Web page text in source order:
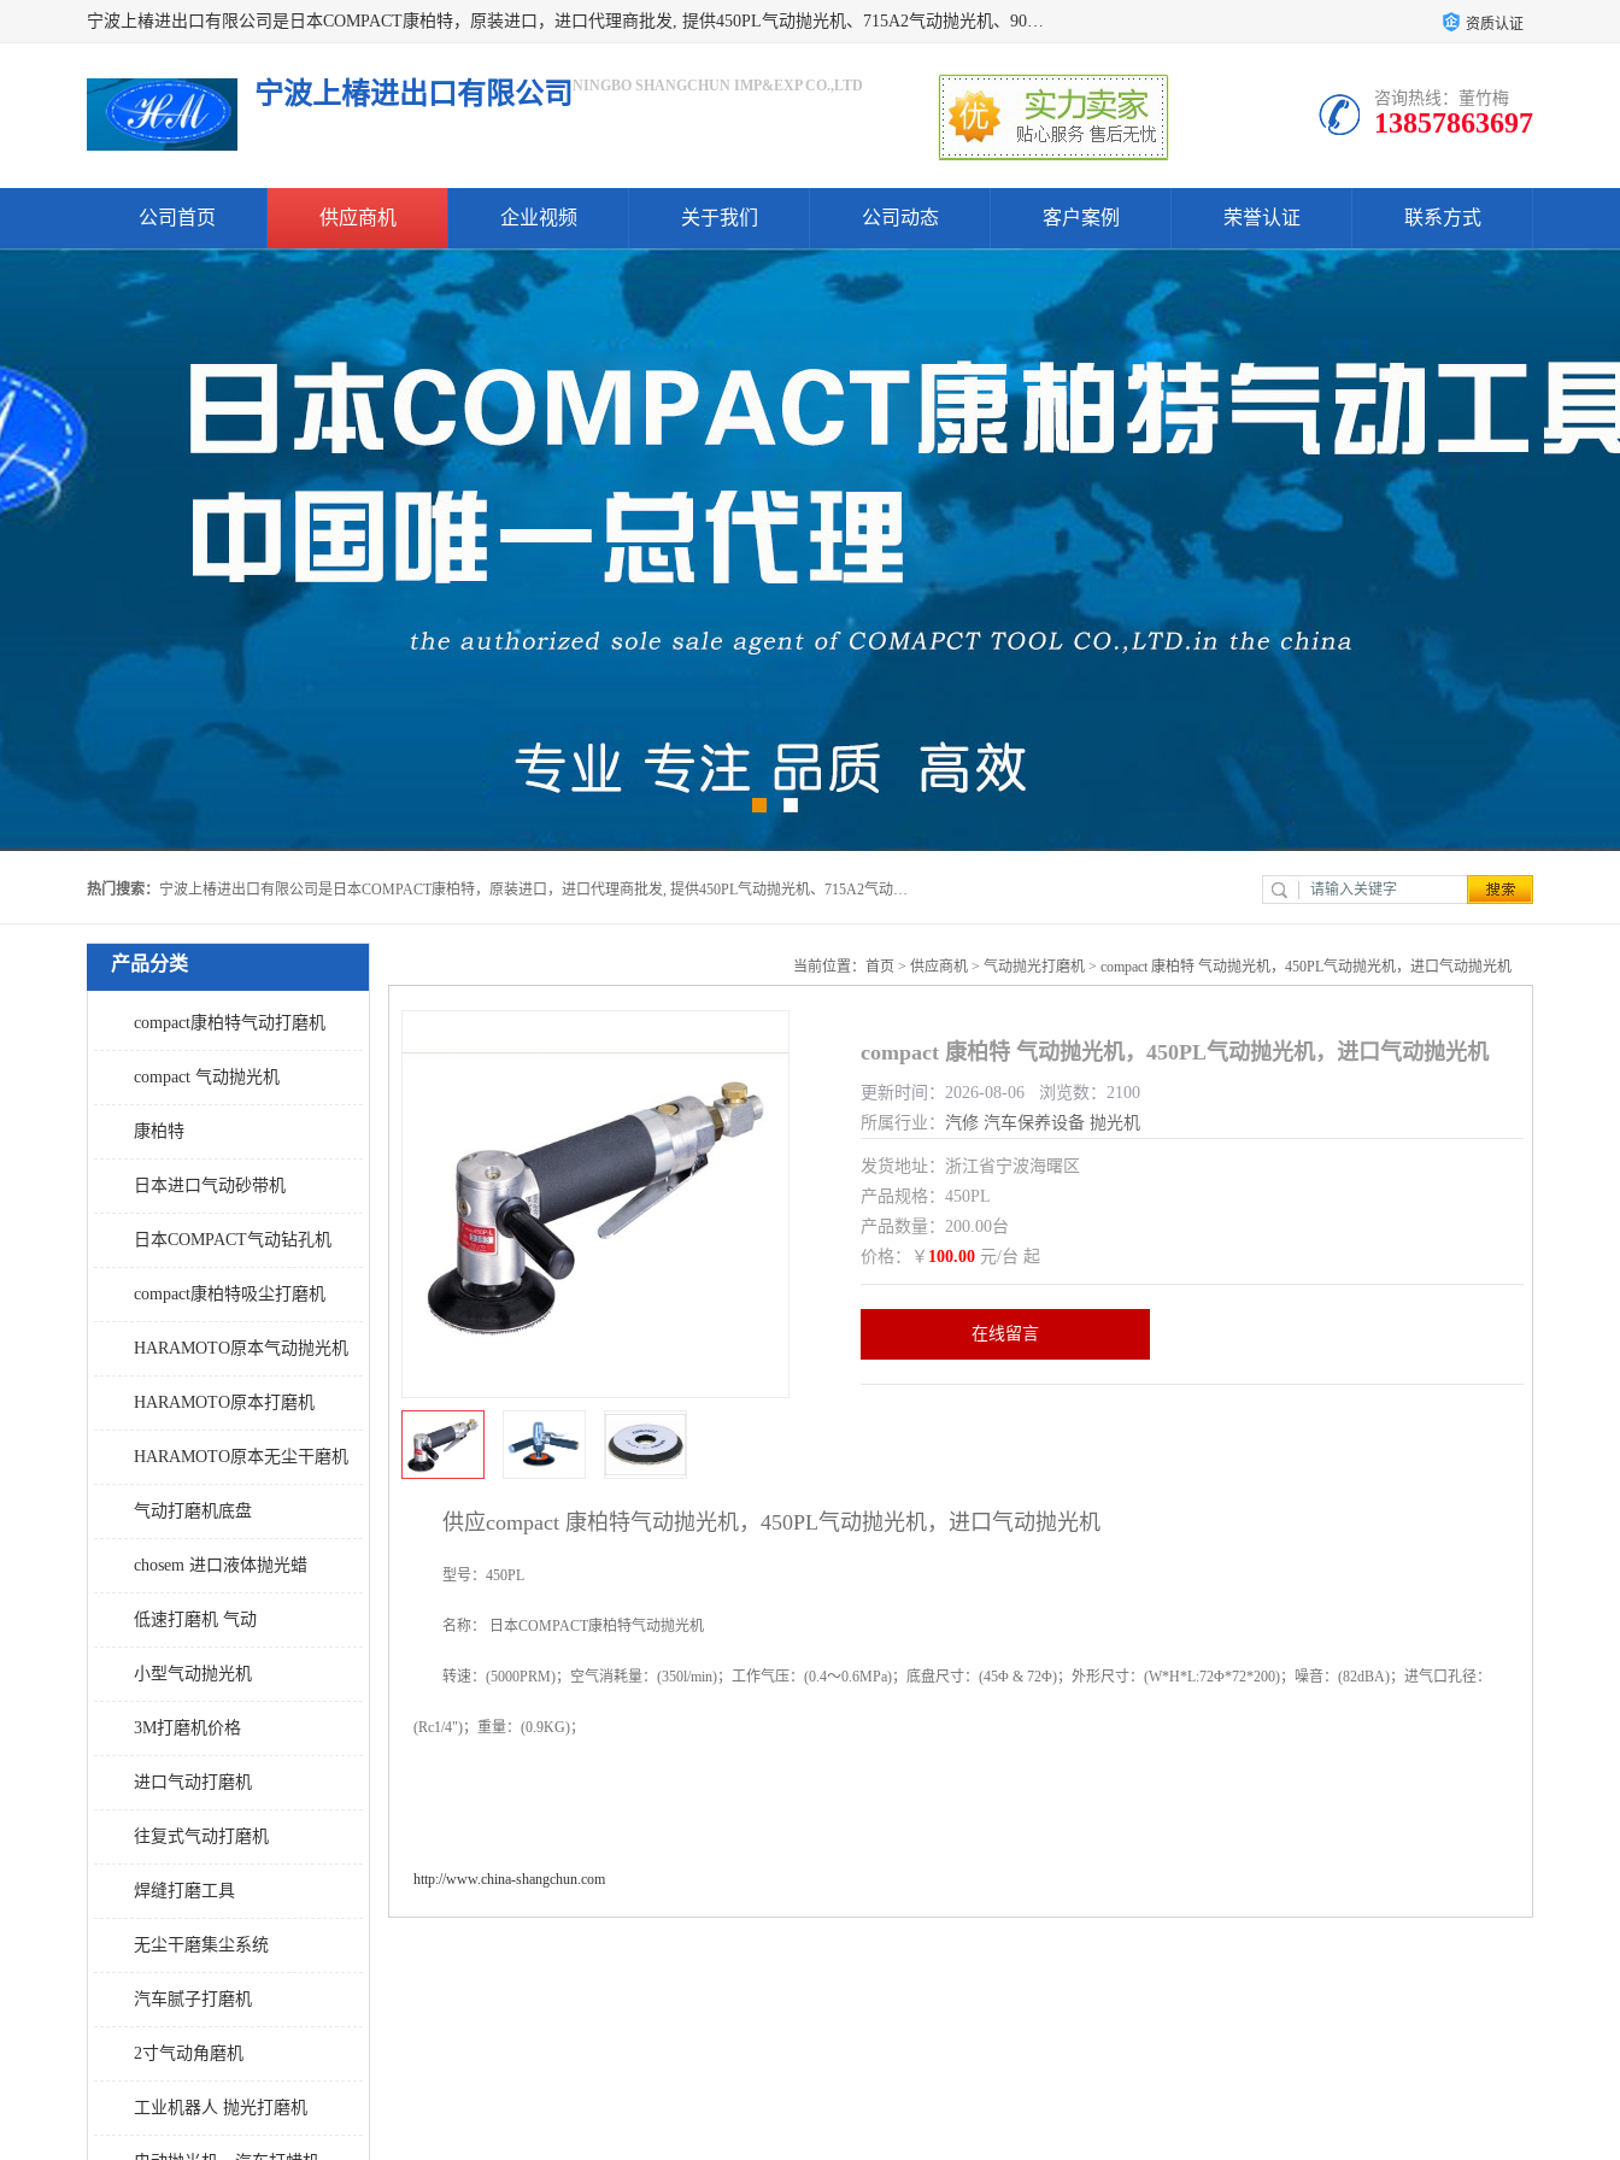
宁波上椿进出口有限公司是日本COMPACT康柏特，原装进口，进口代理商批发, 提供450PL气动抛光机、715A2气动抛光机、905A4打磨机、935GS打磨机、913W-5水磨机、450PL抛光机、715A2抛光机、935GS齿轮抛光机、905A4气动打磨机、价格实惠,欢迎来电咨询. 资质认证
宁波上椿进出口有限公司 NINGBO SHANGCHUN IMP&EXP CO.,LTD
咨询热线：董竹梅
13857863697
公司首页 供应商机 企业视频 关于我们 公司动态 客户案例 荣誉认证 联系方式
热门搜索： 宁波上椿进出口有限公司是日本COMPACT康柏特，原装进口，进口代理商批发, 提供450PL气动抛光机、715A2气动抛光机、905A4打磨机、935GS打磨机、913W-5水磨机、450PL抛光机、715A2抛光机、935GS齿轮抛光机、905A4气动打磨机、价格实惠,欢迎来电咨询.
产品分类
compact康柏特气动打磨机
compact 气动抛光机
康柏特
日本进口气动砂带机
日本COMPACT气动钻孔机
compact康柏特吸尘打磨机
HARAMOTO原本气动抛光机
HARAMOTO原本打磨机
HARAMOTO原本无尘干磨机
气动打磨机底盘
chosem 进口液体抛光蜡
低速打磨机 气动
小型气动抛光机
3M打磨机价格
进口气动打磨机
往复式气动打磨机
焊缝打磨工具
无尘干磨集尘系统
汽车腻子打磨机
2寸气动角磨机
工业机器人 抛光打磨机
当前位置： 首页 > 供应商机 > 气动抛光打磨机 > compact 康柏特 气动抛光机，450PL气动抛光机，进口气动抛光机
compact 康柏特 气动抛光机，450PL气动抛光机，进口气动抛光机
更新时间：2026-08-06 浏览数：2100
所属行业： 汽修 汽车保养设备 抛光机
发货地址：浙江省宁波海曙区
产品规格：450PL
产品数量：200.00台
价格：￥ 100.00 元/台 起
在线留言
供应compact 康柏特气动抛光机，450PL气动抛光机，进口气动抛光机
型号：450PL
名称： 日本COMPACT康柏特气动抛光机
转速：(5000PRM)；空气消耗量：(350l/min)；工作气压：(0.4～0.6MPa)；底盘尺寸：(45Φ & 72Φ)；外形尺寸：(W*H*L:72Φ*72*200)；噪音：(82dBA)；进气口孔径：
(Rc1/4")；重量：(0.9KG)；
http://www.china-shangchun.com